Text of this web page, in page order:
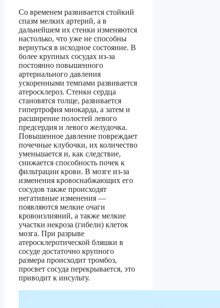
Со временем развивается стойкий
спазм мелких артерий, а в
дальнейшем их стенки изменяются
настолько, что уже не способны
вернуться в исходное состояние. В
более крупных сосудах из-за
постоянно повышенного
артериального давления
ускоренными темпами развивается
атеросклероз. Стенки сердца
становятся толще, развивается
гипертрофия миокарда, а затем и
расширение полостей левого
предсердия и левого желудочка.
Повышенное давление повреждает
почечные клубочки, их количество
уменьшается и, как следствие,
снижается способность почек к
фильтрации крови. В мозге из-за
изменения кровоснабжающих его
сосудов также происходят
негативные изменения —
появляются мелкие очаги
кровоизлияний, а также мелкие
участки некроза (гибели) клеток
мозга. При разрыве
атеросклеротической бляшки в
сосуде достаточно крупного
размера происходит тромбоз,
просвет сосуда перекрывается, это
приводит к инсульту.